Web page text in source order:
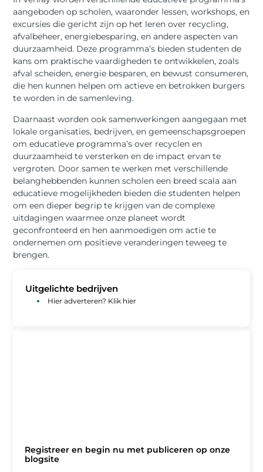
aangeboden op scholen, waaronder lessen, workshops, en
excursies die gericht zijn op het leren over recycling,
afvalbeheer, energiebesparing, en andere aspecten van
duurzaamheid. Deze programma’s bieden studenten de
kans om praktische vaardigheden te ontwikkelen, zoals
afval scheiden, energie besparen, en bewust consumeren,
die hen kunnen helpen om actieve en betrokken burgers
te worden in de samenleving.
Daarnaast worden ook samenwerkingen aangegaan met
lokale organisaties, bedrijven, en gemeenschapsgroepen
om educatieve programma’s over recyclen en
duurzaamheid te versterken en de impact ervan te
vergroten. Door samen te werken met verschillende
belanghebbenden kunnen scholen een breed scala aan
educatieve mogelijkheden bieden die studenten helpen
om een dieper begrip te krijgen van de complexe
uitdagingen waarmee onze planeet wordt
geconfronteerd en hen aanmoedigen om actie te
ondernemen om positieve veranderingen teweeg te
brengen.
Uitgelichte bedrijven
Hier adverteren? Klik hier
Registreer en begin nu met publiceren op onze
blogsite